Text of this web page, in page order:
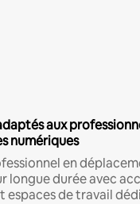
aux
numériques
en
longue durée avec
de travail